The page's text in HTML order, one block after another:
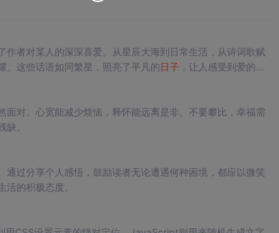
作者对某人的深深喜爱。从星辰大海到日常生活，从诗词歌赋
。这些话语如同繁星，照亮了平凡的日子 ，让人感受到爱的力
对。心宽能减少烦恼，释怀能远离是非。不要攀比，幸福需
。
过分享个人感悟，鼓励读者无论遭遇何种困境，都应以微笑
的积极态度。